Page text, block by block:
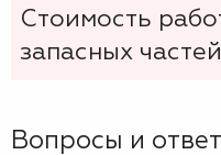
Стоимость
запасных
Вопросы и